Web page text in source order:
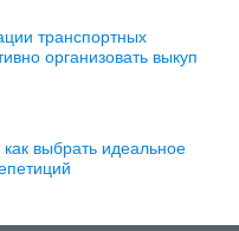
транспортных
организовать выкуп
выбрать идеальное